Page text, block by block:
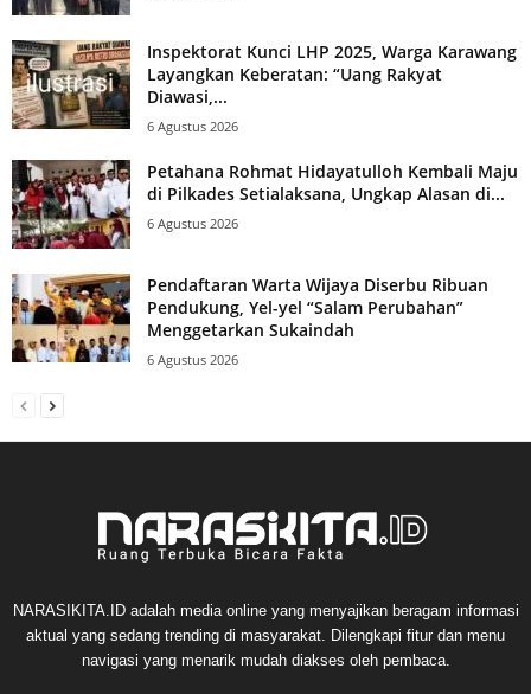
Inspektorat Kunci LHP 2025, Warga Karawang
Layangkan Keberatan: “Uang Rakyat
Diawasi,...
6 Agustus 2026
Petahana Rohmat Hidayatulloh Kembali Maju
di Pilkades Setialaksana, Ungkap Alasan di...
6 Agustus 2026
Pendaftaran Warta Wijaya Diserbu Ribuan
Pendukung, Yel-yel “Salam Perubahan”
Menggetarkan Sukaindah
6 Agustus 2026
NARASIKITA.ID adalah media online yang menyajikan beragam informasi
aktual yang sedang trending di masyarakat. Dilengkapi fitur dan menu
navigasi yang menarik mudah diakses oleh pembaca.